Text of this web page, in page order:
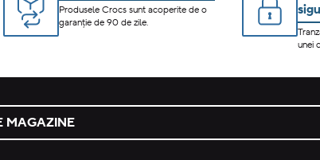
Produsele Crocs sunt acoperite de o
garanție de 90 de zile.
unei
MAGAZINE